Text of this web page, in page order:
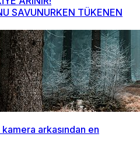
SAVUNURKEN TÜKENEN